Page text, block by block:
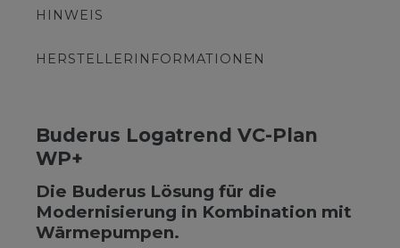
HINWEIS
HERSTELLERINFORMATIONEN
Buderus Logatrend VC-Plan
WP+
Die Buderus Lösung für die
Modernisierung in Kombination mit
Wärmepumpen.